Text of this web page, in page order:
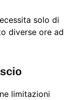
solo di
diverse ore ad
limitazioni